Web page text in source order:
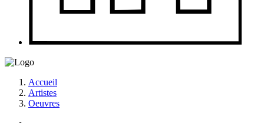
Accueil
Artistes
Oeuvres